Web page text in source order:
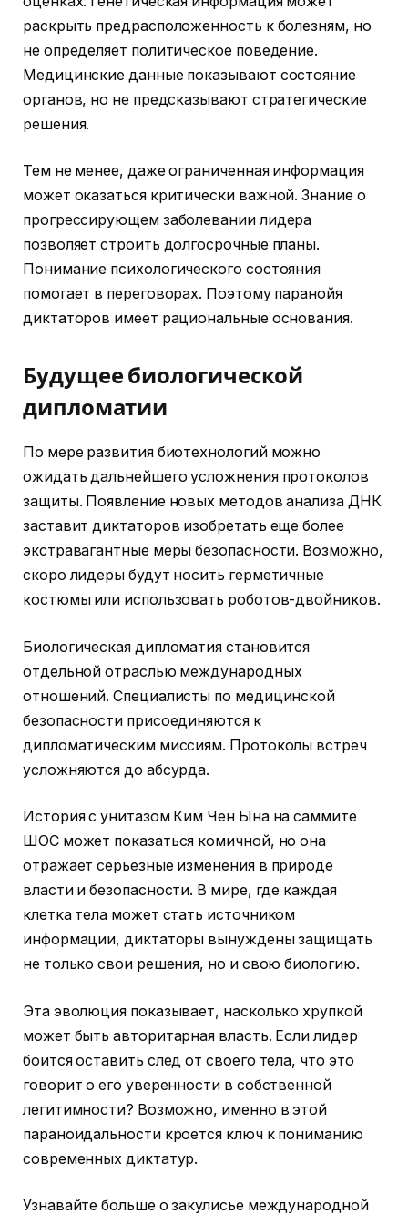
раскрыть предрасположенность к болезням, но
не определяет политическое поведение.
Медицинские данные показывают состояние
органов, но не предсказывают стратегические
решения.
Тем не менее, даже ограниченная информация
может оказаться критически важной. Знание о
прогрессирующем заболевании лидера
позволяет строить долгосрочные планы.
Понимание психологического состояния
помогает в переговорах. Поэтому паранойя
диктаторов имеет рациональные основания.
Будущее биологической
дипломатии
По мере развития биотехнологий можно
ожидать дальнейшего усложнения протоколов
защиты. Появление новых методов анализа ДНК
заставит диктаторов изобретать еще более
экстравагантные меры безопасности. Возможно,
скоро лидеры будут носить герметичные
костюмы или использовать роботов-двойников.
Биологическая дипломатия становится
отдельной отраслью международных
отношений. Специалисты по медицинской
безопасности присоединяются к
дипломатическим миссиям. Протоколы встреч
усложняются до абсурда.
История с унитазом Ким Чен Ына на саммите
ШОС может показаться комичной, но она
отражает серьезные изменения в природе
власти и безопасности. В мире, где каждая
клетка тела может стать источником
информации, диктаторы вынуждены защищать
не только свои решения, но и свою биологию.
Эта эволюция показывает, насколько хрупкой
может быть авторитарная власть. Если лидер
боится оставить след от своего тела, что это
говорит о его уверенности в собственной
легитимности? Возможно, именно в этой
параноидальности кроется ключ к пониманию
современных диктатур.
Узнавайте больше о закулисье международной